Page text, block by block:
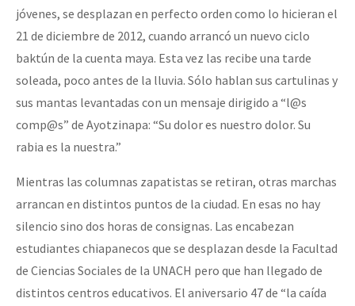
jóvenes, se desplazan en perfecto orden como lo hicieran el
21 de diciembre de 2012, cuando arrancó un nuevo ciclo
baktún de la cuenta maya. Esta vez las recibe una tarde
soleada, poco antes de la lluvia. Sólo hablan sus cartulinas y
sus mantas levantadas con un mensaje dirigido a “l@s
comp@s” de Ayotzinapa: “Su dolor es nuestro dolor. Su
rabia es la nuestra.”
Mientras las columnas zapatistas se retiran, otras marchas
arrancan en distintos puntos de la ciudad. En esas no hay
silencio sino dos horas de consignas. Las encabezan
estudiantes chiapanecos que se desplazan desde la Facultad
de Ciencias Sociales de la UNACH pero que han llegado de
distintos centros educativos. El aniversario 47 de “la caída